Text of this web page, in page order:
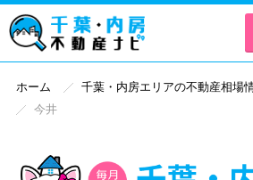
ホーム 千葉・内房エリアの不動産相場
今井